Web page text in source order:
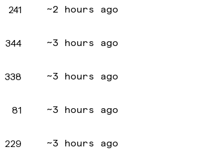
241 ~2 hours ago
344 ~3 hours ago
338 ~3 hours ago
81 ~3 hours ago
229 ~3 hours ago